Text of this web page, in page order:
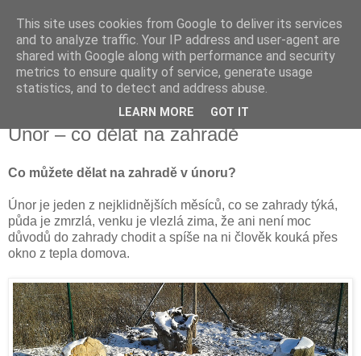
Vysněná zahrada
Blog o plánování a realizování vysněné zahrady.
pátek 31. ledna 2014
Únor – co dělat na zahradě
Co můžete dělat na zahradě v únoru?
Únor je jeden z nejklidnějších měsíců, co se zahrady týká,
půda je zmrzlá, venku je vlezlá zima, že ani není moc
důvodů do zahrady chodit a spíše na ni člověk kouká přes
okno z tepla domova.
This site uses cookies from Google to deliver its services
and to analyze traffic. Your IP address and user-agent are
shared with Google along with performance and security
metrics to ensure quality of service, generate usage
statistics, and to detect and address abuse.
LEARN MORE GOT IT